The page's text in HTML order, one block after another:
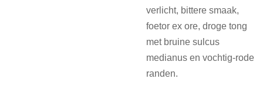
verlicht, bittere smaak,
foetor ex ore, droge tong
met bruine sulcus
medianus en vochtig-rode
randen.